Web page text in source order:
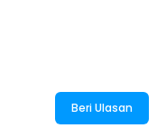
Beri Ulasan